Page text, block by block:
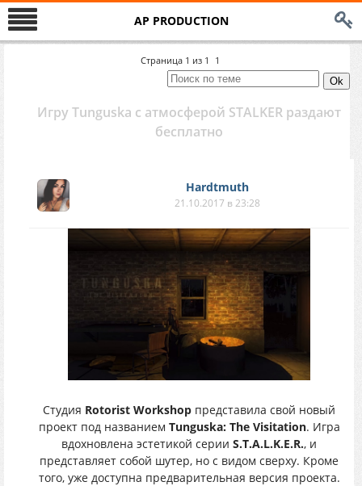
AP PRODUCTION
Страница 1 из 1 1
Игру Tunguska с атмосферой STALKER раздают
бесплатно
Hardtmuth
21.10.2017 в 23:28
Студия Rotorist Workshop представила свой новый
проект под названием Tunguska: The Visitation. Игра
вдохновлена эстетикой серии S.T.A.L.K.E.R., и
представляет собой шутер, но с видом сверху. Кроме
того, уже доступна предварительная версия проекта.